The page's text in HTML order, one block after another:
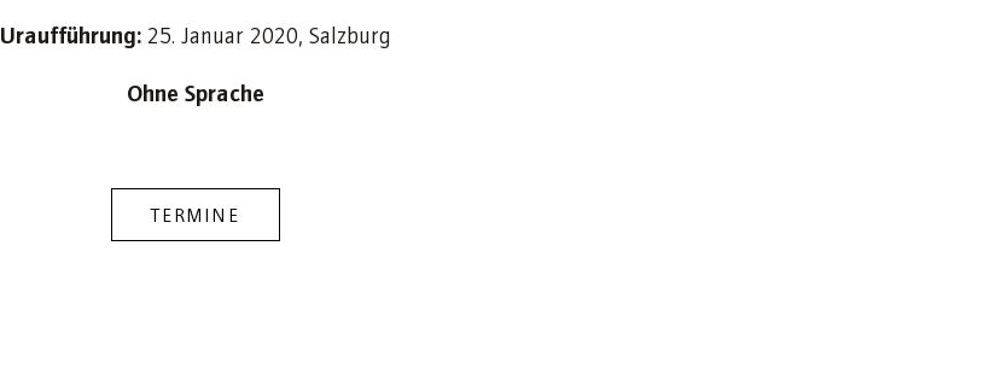
Uraufführung: 25. Januar 2020, Salzburg
Ohne Sprache
TERMINE